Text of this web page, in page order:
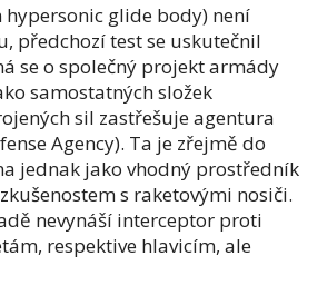
hypersonic glide body) není
předchozí test se uskutečnil
se o společný projekt armády
samostatných složek
sil zastřešuje agentura
Agency). Ta je zřejmě do
jednak jako vhodný prostředník
s raketovými nosiči.
nevynáší interceptor proti
respektive hlavicím, ale